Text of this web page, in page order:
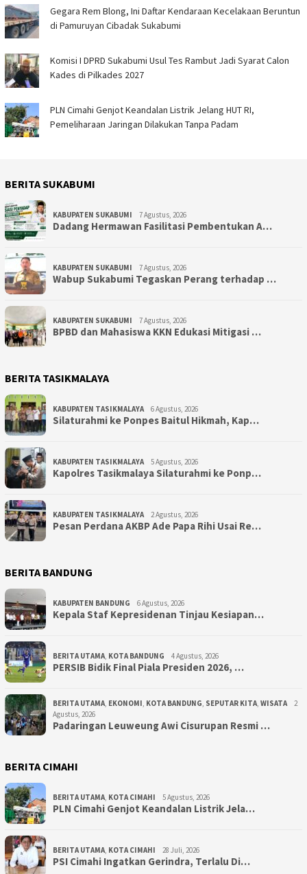
Gegara Rem Blong, Ini Daftar Kendaraan Kecelakaan Beruntun
di Pamuruyan Cibadak Sukabumi
Komisi I DPRD Sukabumi Usul Tes Rambut Jadi Syarat Calon
Kades di Pilkades 2027
PLN Cimahi Genjot Keandalan Listrik Jelang HUT RI,
Pemeliharaan Jaringan Dilakukan Tanpa Padam
BERITA SUKABUMI
KABUPATEN SUKABUMI 7 Agustus, 2026
Dadang Hermawan Fasilitasi Pembentukan A…
KABUPATEN SUKABUMI 7 Agustus, 2026
Wabup Sukabumi Tegaskan Perang terhadap …
KABUPATEN SUKABUMI 7 Agustus, 2026
BPBD dan Mahasiswa KKN Edukasi Mitigasi …
BERITA TASIKMALAYA
KABUPATEN TASIKMALAYA 6 Agustus, 2026
Silaturahmi ke Ponpes Baitul Hikmah, Kap…
KABUPATEN TASIKMALAYA 5 Agustus, 2026
Kapolres Tasikmalaya Silaturahmi ke Ponp…
KABUPATEN TASIKMALAYA 2 Agustus, 2026
Pesan Perdana AKBP Ade Papa Rihi Usai Re…
BERITA BANDUNG
KABUPATEN BANDUNG 6 Agustus, 2026
Kepala Staf Kepresidenan Tinjau Kesiapan…
BERITA UTAMA KOTA BANDUNG 4 Agustus, 2026
PERSIB Bidik Final Piala Presiden 2026, …
BERITA UTAMA EKONOMI KOTA BANDUNG SEPUTAR KITA WISATA
2
Agustus, 2026
Padaringan Leuweung Awi Cisurupan Resmi …
BERITA CIMAHI
BERITA UTAMA KOTA CIMAHI 5 Agustus, 2026
PLN Cimahi Genjot Keandalan Listrik Jela…
BERITA UTAMA KOTA CIMAHI 28 Juli, 2026
PSI Cimahi Ingatkan Gerindra, Terlalu Di…